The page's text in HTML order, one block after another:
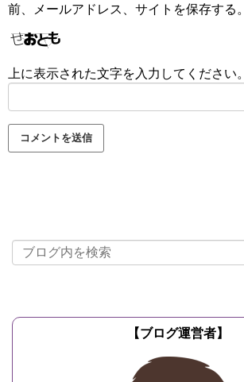
前、メールアドレス、サイトを保存する。
上に表示された文字を入力してください。
【ブログ運営者】